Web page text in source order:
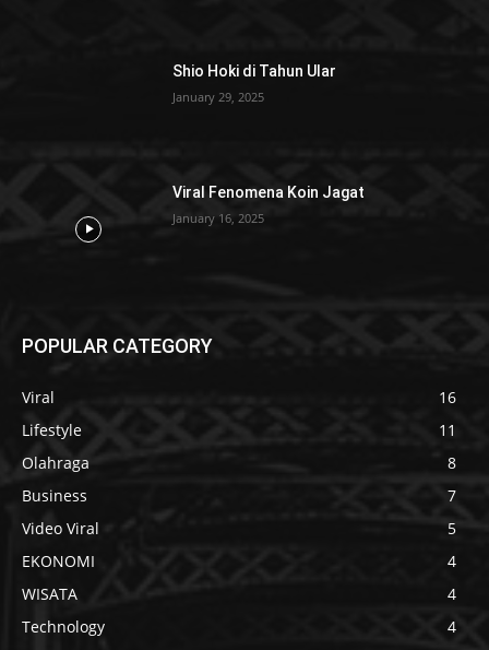
Shio Hoki di Tahun Ular
January 29, 2025
Viral Fenomena Koin Jagat
January 16, 2025
POPULAR CATEGORY
Viral
16
Lifestyle
11
Olahraga
8
Business
7
Video Viral
5
EKONOMI
4
WISATA
4
Technology
4